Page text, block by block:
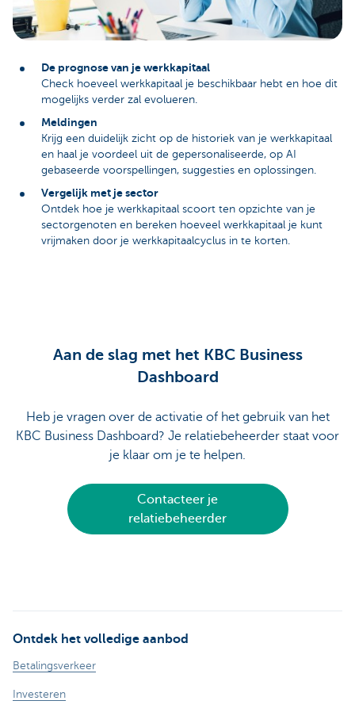
De prognose van je werkkapitaal
Check hoeveel werkkapitaal je beschikbaar hebt en hoe dit
mogelijks verder zal evolueren.
Meldingen
Krijg een duidelijk zicht op de historiek van je werkkapitaal
en haal je voordeel uit de gepersonaliseerde, op AI
gebaseerde voorspellingen, suggesties en oplossingen.
Vergelijk met je sector
Ontdek hoe je werkkapitaal scoort ten opzichte van je
sectorgenoten en bereken hoeveel werkkapitaal je kunt
vrijmaken door je werkkapitaalcyclus in te korten.
Aan de slag met het KBC Business
Dashboard
Heb je vragen over de activatie of het gebruik van het
KBC Business Dashboard? Je relatiebeheerder staat voor
je klaar om je te helpen.
Contacteer je
relatiebeheerder
Ontdek het volledige aanbod
Betalingsverkeer
Investeren